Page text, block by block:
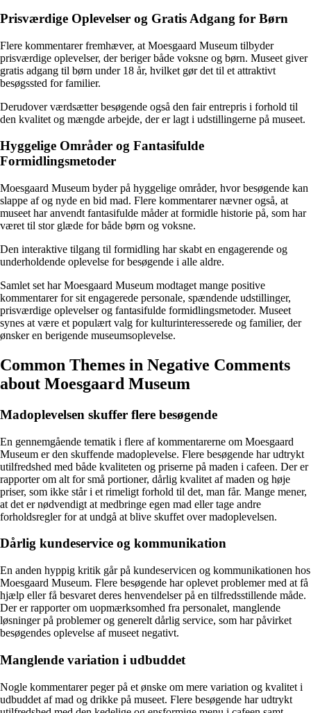
Prisværdige Oplevelser og Gratis Adgang for Børn
Flere kommentarer fremhæver, at Moesgaard Museum tilbyder
prisværdige oplevelser, der beriger både voksne og børn. Museet giver
gratis adgang til børn under 18 år, hvilket gør det til et attraktivt
besøgssted for familier.
Derudover værdsætter besøgende også den fair entrepris i forhold til
den kvalitet og mængde arbejde, der er lagt i udstillingerne på museet.
Hyggelige Områder og Fantasifulde
Formidlingsmetoder
Moesgaard Museum byder på hyggelige områder, hvor besøgende kan
slappe af og nyde en bid mad. Flere kommentarer nævner også, at
museet har anvendt fantasifulde måder at formidle historie på, som har
været til stor glæde for både børn og voksne.
Den interaktive tilgang til formidling har skabt en engagerende og
underholdende oplevelse for besøgende i alle aldre.
Samlet set har Moesgaard Museum modtaget mange positive
kommentarer for sit engagerede personale, spændende udstillinger,
prisværdige oplevelser og fantasifulde formidlingsmetoder. Museet
synes at være et populært valg for kulturinteresserede og familier, der
ønsker en berigende museumsoplevelse.
Common Themes in Negative Comments
about Moesgaard Museum
Madoplevelsen skuffer flere besøgende
En gennemgående tematik i flere af kommentarerne om Moesgaard
Museum er den skuffende madoplevelse. Flere besøgende har udtrykt
utilfredshed med både kvaliteten og priserne på maden i cafeen. Der er
rapporter om alt for små portioner, dårlig kvalitet af maden og høje
priser, som ikke står i et rimeligt forhold til det, man får. Mange mener,
at det er nødvendigt at medbringe egen mad eller tage andre
forholdsregler for at undgå at blive skuffet over madoplevelsen.
Dårlig kundeservice og kommunikation
En anden hyppig kritik går på kundeservicen og kommunikationen hos
Moesgaard Museum. Flere besøgende har oplevet problemer med at få
hjælp eller få besvaret deres henvendelser på en tilfredsstillende måde.
Der er rapporter om uopmærksomhed fra personalet, manglende
løsninger på problemer og generelt dårlig service, som har påvirket
besøgendes oplevelse af museet negativt.
Manglende variation i udbuddet
Nogle kommentarer peger på et ønske om mere variation og kvalitet i
udbuddet af mad og drikke på museet. Flere besøgende har udtrykt